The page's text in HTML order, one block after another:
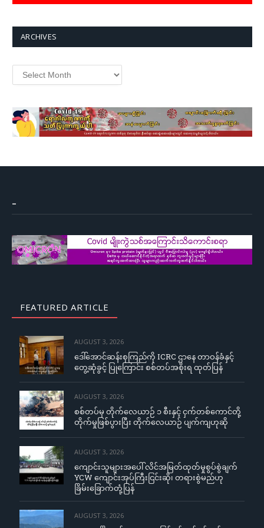
ARCHIVES
Archives
–
FEATURED ARTICLE
AUGUST 3, 2026
ဒေါ်အောင်ဆန်းစုကြည်ကို ICRC ဌာနေ တာဝန်ခံနှင့်
တွေ့ဆုံခွင့် ပြုကြောင်း စစ်တပ်အစိုးရ ထုတ်ပြန်
AUGUST 3, 2026
စစ်တပ်မှ တိုက်လေယာဉ် ၁ စီးနှင့် ငှက်တစ်ကောင်တို့
တိုက်မှုဖြစ်ပွားပြီး တိုက်လေယာဉ် ပျက်ကျဟုဆို
AUGUST 3, 2026
ကျောင်းသူများအပေါ် လိင်အမြတ်ထုတ်မှုစွပ်စွဲချက်
YCW ကျောင်းအုပ်ကြီးငြင်းဆို၊ တရားစွဲမည်ဟု
ခြိမ်းခြောက်တုံ့ပြန်
AUGUST 3, 2026